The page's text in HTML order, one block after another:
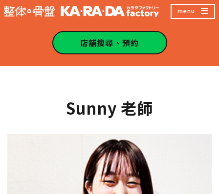
跳
容
menu
店舖搜尋、預約
Sunny 老師